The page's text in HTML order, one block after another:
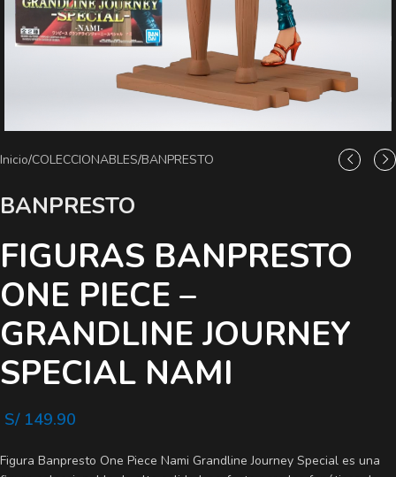
Inicio/COLECCIONABLES/BANPRESTO
BANPRESTO
FIGURAS BANPRESTO
ONE PIECE –
GRANDLINE JOURNEY
SPECIAL NAMI
S/149.90
Figura Banpresto One Piece Nami Grandline Journey Special es una